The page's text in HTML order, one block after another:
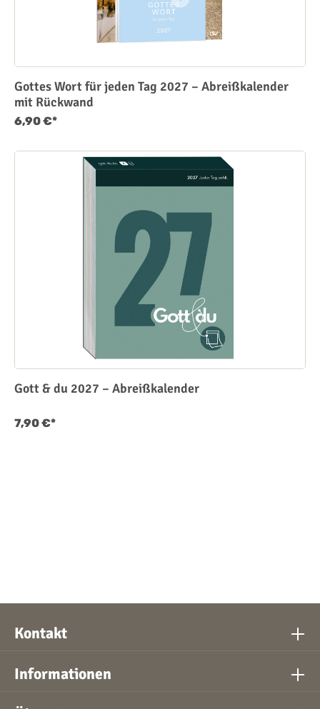
Gottes Wort für jeden Tag 2027 – Abreißkalender
mit Rückwand
6,90 €*
Gott & du 2027 – Abreißkalender
7,90 €*
Kontakt
Informationen